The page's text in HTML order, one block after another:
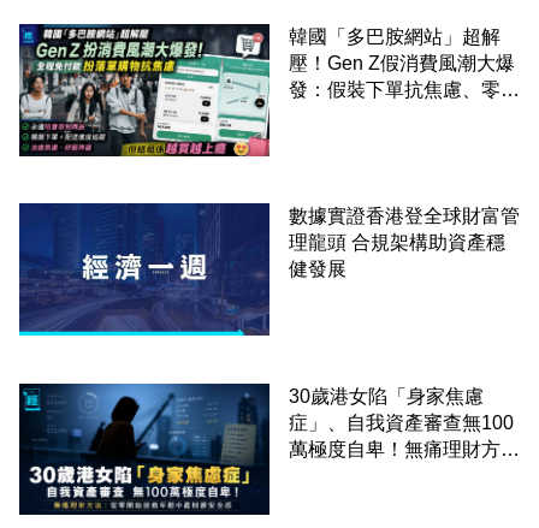
韓國「多巴胺網站」超解
壓！Gen Z假消費風潮大爆
發：假裝下單抗焦慮、零成
數據實證香港登全球財富管
理龍頭 合規架構助資產穩
健發展
30歲港女陷「身家焦慮
症」、自我資產審查無100
萬極度自卑！無痛理財方